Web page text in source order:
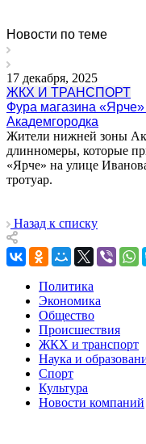
Новости по теме
17 декабря, 2025
ЖКХ И ТРАНСПОРТ
Фура магазина
Академгородка
Жители нижней зоны
длинномеры, которые
«Ярче» на улице
тротуар.
Назад к списку
Политика
Экономика
Общество
Происшествия
ЖКХ и транспорт
Наука и
Спорт
Культура
Новости компаний